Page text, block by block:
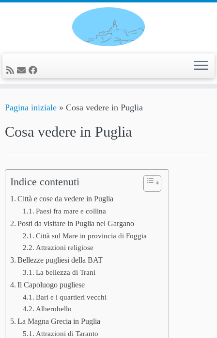
Pagina iniziale » Cosa vedere in Puglia
Cosa vedere in Puglia
Indice contenuti
Città e cose da vedere in Puglia
Paesi fra mare e collina
Posti da visitare in Puglia nel Gargano
Città sul Mare in provincia di Foggia
Attrazioni religiose
Bellezze pugliesi della BAT
La bellezza di Trani
Il Capoluogo pugliese
Bari e i quartieri vecchi
Alberobello
La Magna Grecia in Puglia
Attrazioni di Taranto